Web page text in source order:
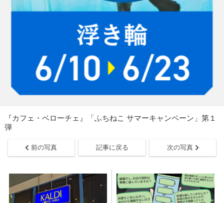
『カフェ・ベローチェ』「ふちねこ サマーキャンペーン」第１
弾
前の写真 記事に戻る 次の写真